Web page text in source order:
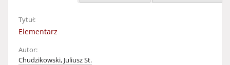
Tytuł:
Elementarz
Autor:
Chudzikowski, Juliusz St.